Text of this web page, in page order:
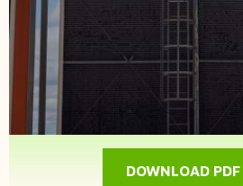
DOWNLOAD PDF